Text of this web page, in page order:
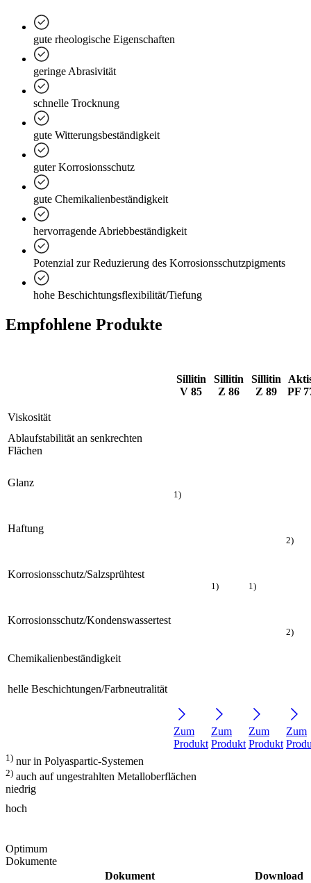
gute rheologische Eigenschaften
geringe Abrasivität
schnelle Trocknung
gute Witterungsbeständigkeit
guter Korrosionsschutz
gute Chemikalienbeständigkeit
hervorragende Abriebbeständigkeit
Potenzial zur Reduzierung des Korrosionsschutzpigments
hohe Beschichtungsflexibilität/Tiefung
Empfohlene Produkte
Sillitin
V 85
Sillitin
Z 86
Sillitin
Z 89
PF
Viskosität
Ablaufstabilität an senkrechten
Flächen
Glanz
1)
Haftung
2)
Korrosionsschutz/Salzsprühtest
1) 1)
Korrosionsschutz/Kondenswassertest
2)
Chemikalienbeständigkeit
helle Beschichtungen/Farbneutralität
Zum
Produkt
Zum
Produkt
Zum
Produkt
Zum
1) nur in Polyaspartic-Systemen
2) auch auf ungestrahlten Metalloberflächen
niedrig
hoch
Optimum
Dokumente
Dokument
Download